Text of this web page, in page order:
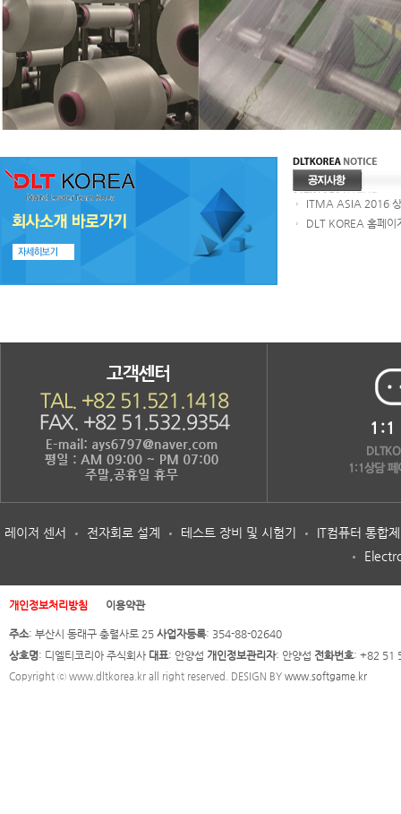
DLT KOREA 홈페이
레이저 센서 전자회로 설계 테스트 장비 및 시험기
IT컴퓨터 통합
개인정보처리방침 이용약관
주소: 부산시 동래구 충렬사로 25 사업자등록: 354-88-02640
상호명: 디엘티코리아 주식회사 대표: 안양섭 개인정보관리자: 안양섭 전화번호: +82 51
Copyright ⓒ www.dltkorea.kr all right reserved. DESIGN BY www.softgame.kr